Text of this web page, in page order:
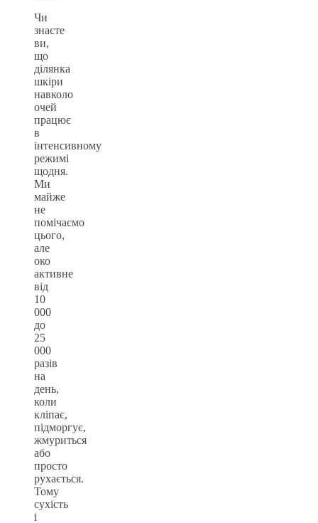
Чи
знаєте
ви,
що
ділянка
шкіри
навколо
очей
працює
в
інтенсивному
режимі
щодня.
Ми
майже
не
помічаємо
цього,
але
око
активне
від
10
000
до
25
000
разів
на
день,
коли
кліпає,
підморгує,
жмуриться
або
просто
рухається.
Тому
сухість
і